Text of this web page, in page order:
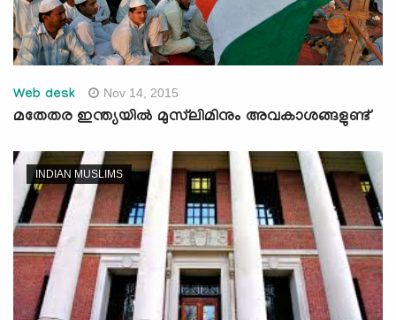
Web desk Nov 14, 2015
മതേതര ഇന്ത്യയില്‍ മുസ്‌ലിമിനും അവകാശങ്ങളുണ്ട്‌
INDIAN MUSLIMS